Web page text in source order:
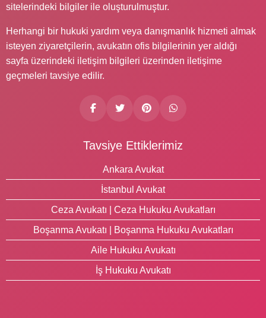
sitelerindeki bilgiler ile oluşturulmuştur.
Herhangi bir hukuki yardım veya danışmanlık hizmeti almak
isteyen ziyaretçilerin, avukatın ofis bilgilerinin yer aldığı
sayfa üzerindeki iletişim bilgileri üzerinden iletişime
geçmeleri tavsiye edilir.
Tavsiye Ettiklerimiz
Ankara Avukat
İstanbul Avukat
Ceza Avukatı | Ceza Hukuku Avukatları
Boşanma Avukatı | Boşanma Hukuku Avukatları
Aile Hukuku Avukatı
İş Hukuku Avukatı